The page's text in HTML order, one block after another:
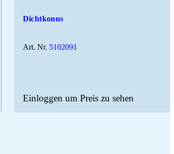
Dichtkonus
Art. Nr. 5102091
Einloggen um Preis zu sehen